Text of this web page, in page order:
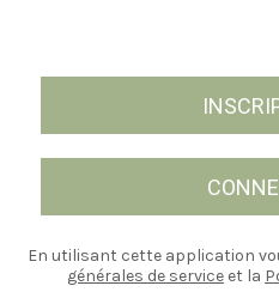
En utilisant cette application
générales de service et la